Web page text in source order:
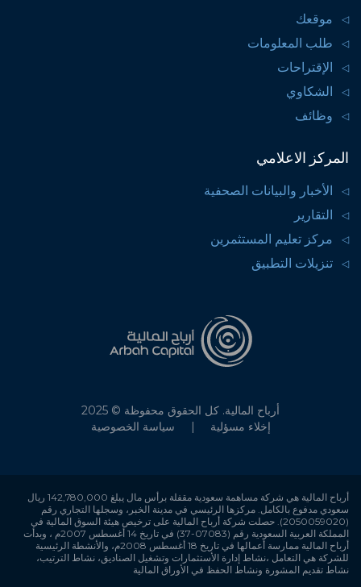
موقعك
طلب المعلومات
الإقتراحات
الشكاوي
وظائف
المركز الاعلامي
الأخبار والبيانات الصحفية
التقارير
مركز تعليم المستثمرين
تنزيلات التطبيق
أرباح المالية. كل الحقوق محفوظة © 2025
إخلاء مسؤلية
سياسة الخصوصية
أرباح المالية هي شركة مساهمة سعودية مقفلة برأس مال يبلغ 142,780,000 ريال
سعودي مدفوع بالكامل. مركزها الرئيسي في مدينة الخبر، وسجلها التجاري رقم
(2050059020). حصلت شركة أرباح المالية على ترخيص هيئة السوق المالية في
المملكة العربية السعودية رقم (07083-37) في تاريخ 14 أغسطس 2007م ، وبدأت
أرباح المالية ممارسة أعمالها في تاريخ 18 أغسطس 2008م، والأنشطة الرئيسية
للشركة هي التعامل ،نشاط إدارة الأستثمارات وتشغيل الصناديق، نشاط الترتيب،
نشاط تقديم المشورة ونشاط الحفظ في الأوراق المالية